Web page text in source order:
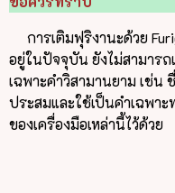
การเติมฟุริงานะด้วย
อยู่ในปัจจุบัน ยังไม่สามาร
เฉพาะคำวิสามานยาม เช่น
ประสมและใช้เป็นคำเฉพา
ของเครื่องมือเหล่านี้ไว้ด้วย